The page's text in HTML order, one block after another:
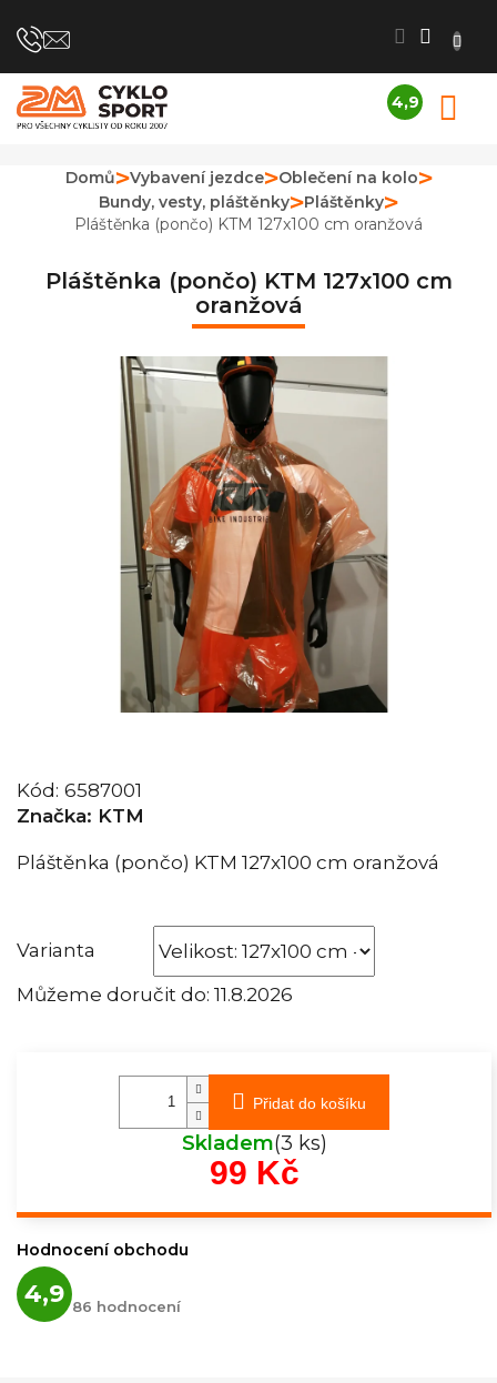
na
4,9
obchodu
je
4,9
z
Domů Vybavení jezdce
Oblečení na kolo
Bundy, vesty, pláštěnky
Pláštěnky
Pláštěnka (pončo) KTM 127x100 cm oranžová
Pláštěnka (pončo) KTM 127x100 cm
oranžová
Kód: 6587001
Značka: KTM
Varianta
Můžeme doručit do: 11.8.2026
Pláštěnka (pončo) KTM 127x100 cm oranžová
Přidat do košíku
Skladem(3 ks)
99 KčMěrná
Hodnocení obchodu
4,9 hodnocení
obchodu
86 hodnocení